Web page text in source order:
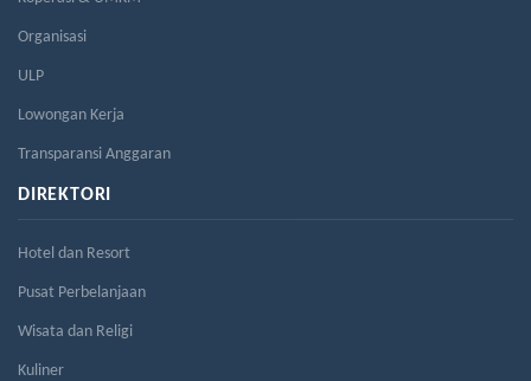
Organisasi
ULP
Lowongan Kerja
Transparansi Anggaran
DIREKTORI
Hotel dan Resort
Pusat Perbelanjaan
Wisata dan Religi
Kuliner